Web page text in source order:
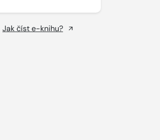
Jak číst e-knihu?